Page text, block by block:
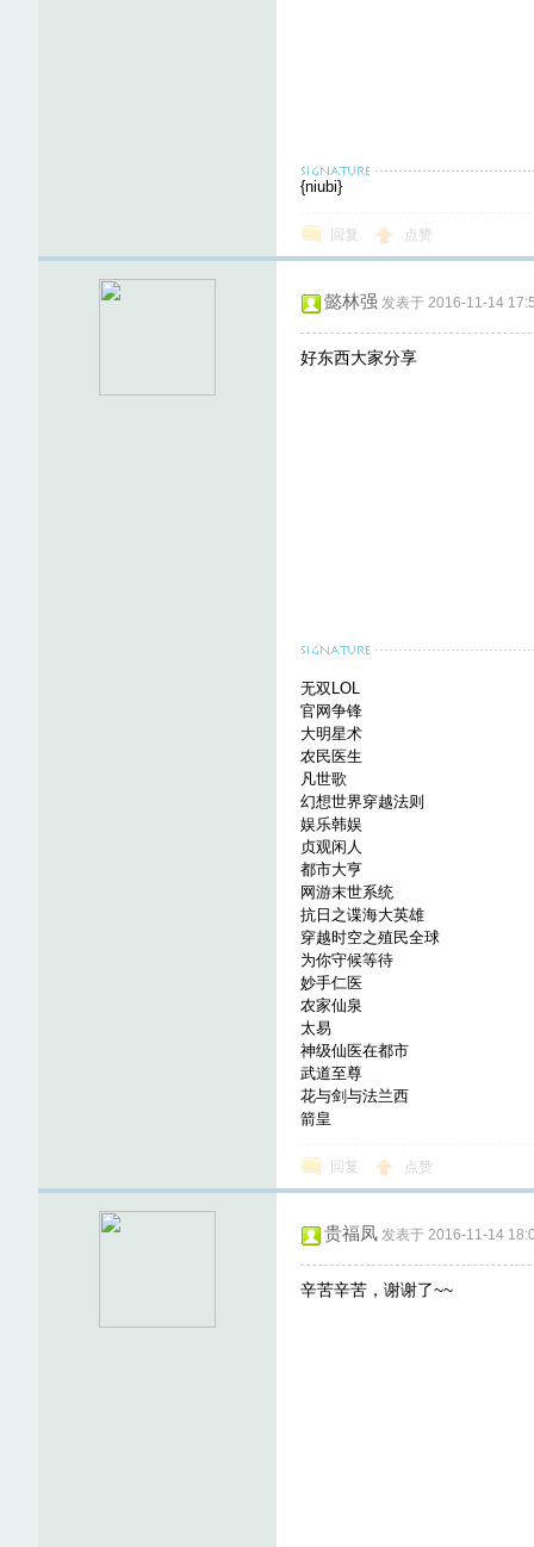
{niubi}
回复 点赞
懿林强 发表于 2016-11-14
好东西大家分享
无双LOL
官网争锋
大明星术
农民医生
凡世歌
幻想世界穿越法则
娱乐韩娱
贞观闲人
都市大亨
网游末世系统
抗日之谍海大英雄
穿越时空之殖民全球
为你守候等待
妙手仁医
农家仙泉
太易
神级仙医在都市
武道至尊
花与剑与法兰西
箭皇
回复 点赞
贵福凤 发表于 2016-11-14
辛苦辛苦，谢谢了~~